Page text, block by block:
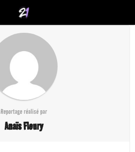
Reportage réalisé par
Anaïs Fleury